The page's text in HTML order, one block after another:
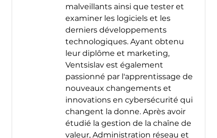
malveillants ainsi que tester et
examiner les logiciels et les
derniers développements
technologiques. Ayant obtenu
leur diplôme et marketing,
Ventsislav est également
passionné par l'apprentissage de
nouveaux changements et
innovations en cybersécurité qui
changent la donne. Après avoir
étudié la gestion de la chaîne de
valeur, Administration réseau et